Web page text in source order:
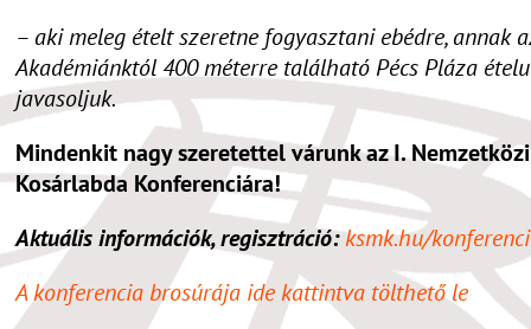
– aki meleg ételt szeretne fogyasztani ebédre, annak
Akadémiánktól 400 méterre található Pécs Pláza
javasoljuk.
Mindenkit nagy szeretettel várunk az I. Nemzetközi
Kosárlabda Konferenciára!
Aktuális információk, regisztráció:ksmk.hu/
A konferencia brosúrája ide kattintva tölthető le